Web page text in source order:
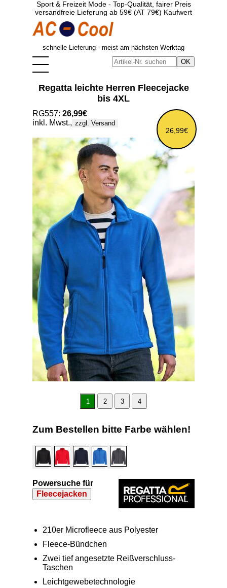
Sport & Freizeit Mode - Top-Qualität, fairer Preis
versandfreie Lieferung ab 59€ (AT 79€) Kaufwert
schnelle Lieferung - meist am nächsten Werktag
Regatta leichte Herren Fleecejacke
bis 4XL
26,99€
RG557: 26,99€
inkl. Mwst., zzgl. Versand
1 2 3 4
Zum Bestellen bitte Farbe wählen!
Powersuche für
Fleecejacken
210er Microfleece aus Polyester
Fleece-Bündchen
Zwei tief angesetzte Reißverschluss-
Taschen
Leichtgewebetechnologie